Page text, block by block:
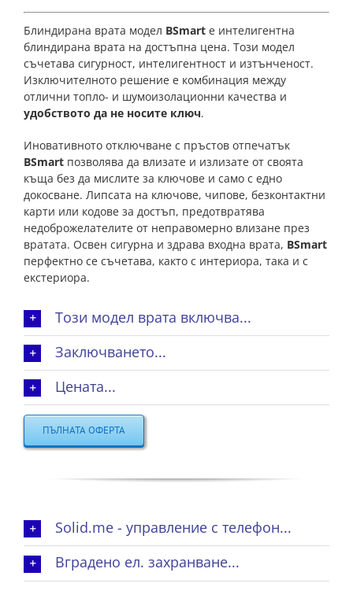
Блиндирана врата модел BSmart е интелигентна
блиндирана врата на достъпна цена. Този модел
съчетава сигурност, интелигентност и изтънченост.
Изключителното решение е комбинация между
отлични топло- и шумоизолационни качества и
удобството да не носите ключ.
Иновативното отключване с пръстов отпечатък
BSmart позволява да влизате и излизате от своята
къща без да мислите за ключове и само с едно
докосване. Липсата на ключове, чипове, безконтактни
карти или кодове за достъп, предотвратява
недоброжелателите от неправомерно влизане през
вратата. Освен сигурна и здрава входна врата, BSmart
перфектно се съчетава, както с интериора, така и с
екстериора.
Този модел врата включва...
Заключването...
Цената...
ПЪЛНАТА ОФЕРТА
Solid.me - управление с телефон...
Вградено ел. захранване...